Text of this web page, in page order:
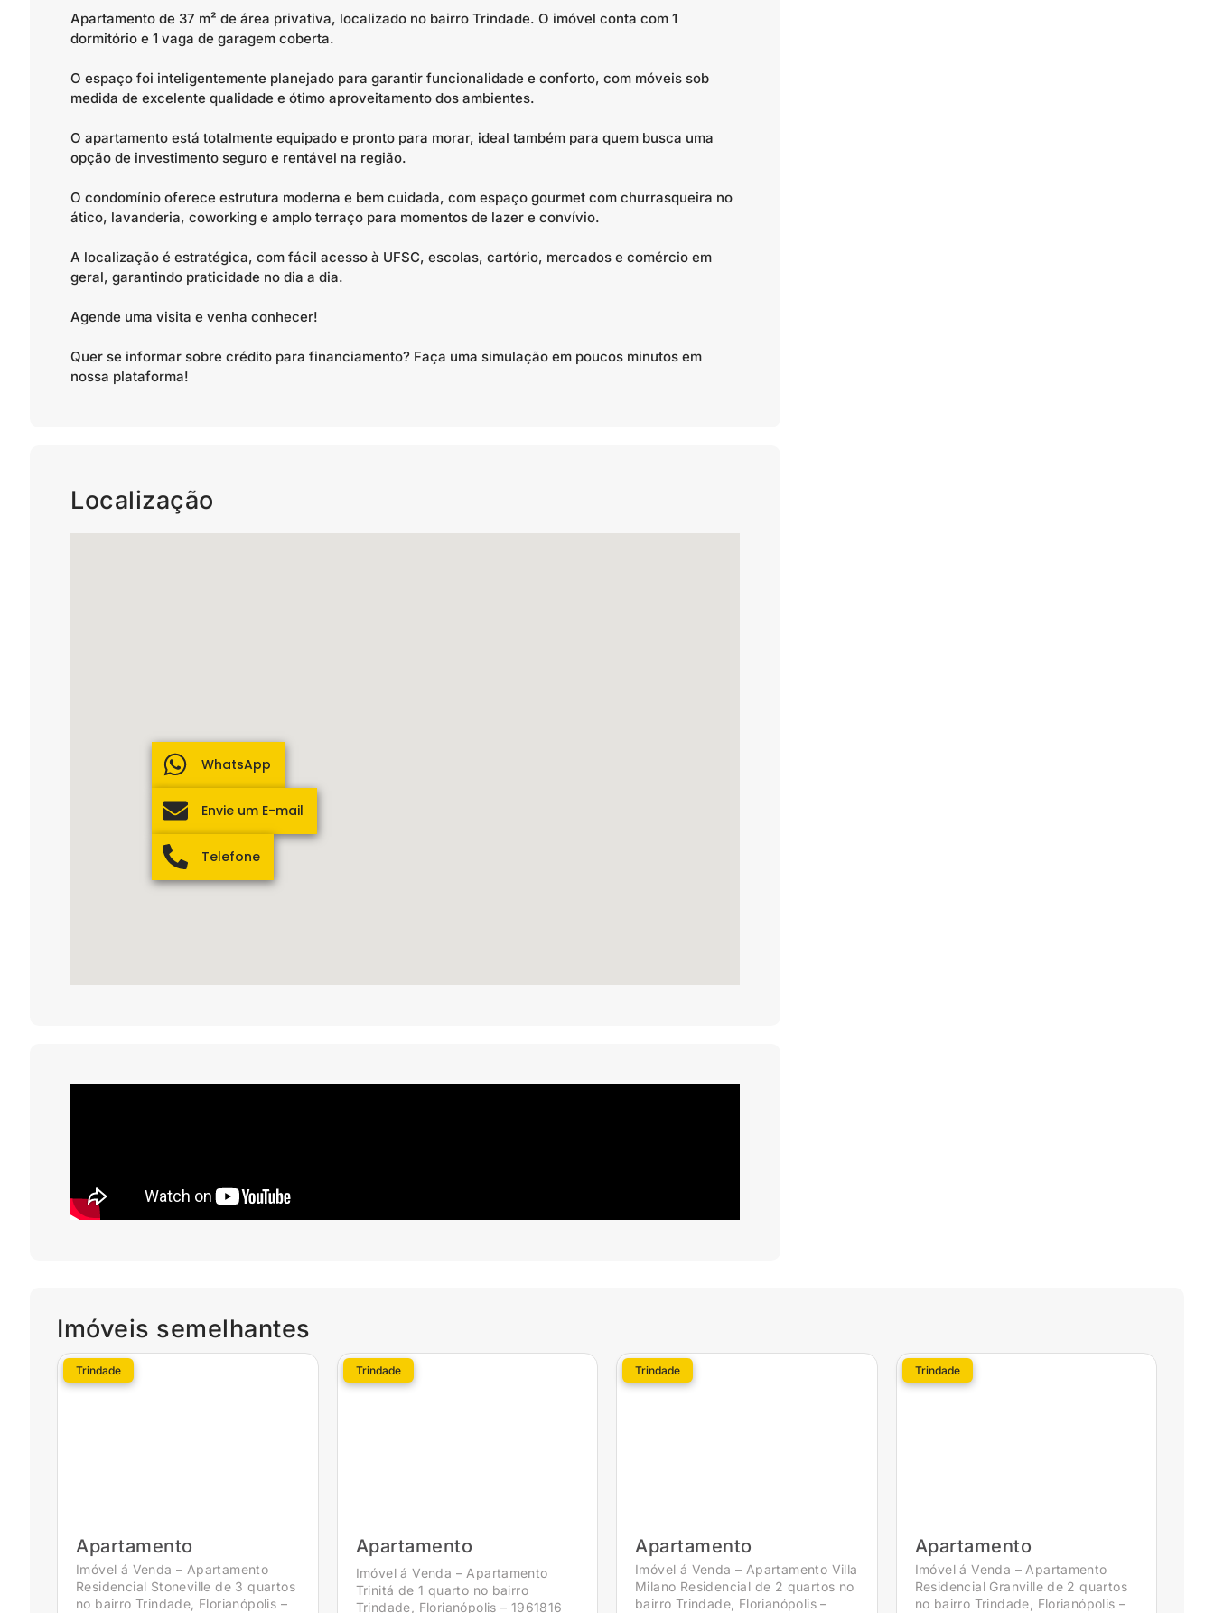
Apartamento de 37 m² de área privativa, localizado no bairro Trindade. O imóvel conta com 1
dormitório e 1 vaga de garagem coberta.
O espaço foi inteligentemente planejado para garantir funcionalidade e conforto, com móveis sob
medida de excelente qualidade e ótimo aproveitamento dos ambientes.
O apartamento está totalmente equipado e pronto para morar, ideal também para quem busca uma
opção de investimento seguro e rentável na região.
O condomínio oferece estrutura moderna e bem cuidada, com espaço gourmet com churrasqueira no
ático, lavanderia, coworking e amplo terraço para momentos de lazer e convívio.
A localização é estratégica, com fácil acesso à UFSC, escolas, cartório, mercados e comércio em
geral, garantindo praticidade no dia a dia.
Agende uma visita e venha conhecer!
Quer se informar sobre crédito para financiamento? Faça uma simulação em poucos minutos em
nossa plataforma!
Localização
Imóveis semelhantes
Trindade
Apartamento
Imóvel á Venda – Apartamento
Residencial Stoneville de 3 quartos
no bairro Trindade, Florianópolis –
Trindade
Apartamento
Imóvel á Venda – Apartamento
Trinitá de 1 quarto no bairro
Trindade, Florianópolis – 1961816
Trindade
Apartamento
Imóvel á Venda – Apartamento Villa
Milano Residencial de 2 quartos no
bairro Trindade, Florianópolis –
Trindade
Apartamento
Imóvel á Venda – Apartamento
Residencial Granville de 2 quartos
no bairro Trindade, Florianópolis –
WhatsApp
Envie um E-mail
Telefone